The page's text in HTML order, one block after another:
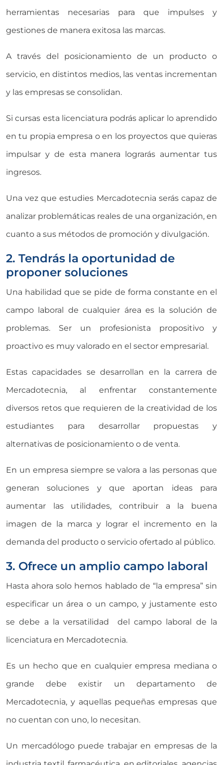
herramientas necesarias para que impulses y
gestiones de manera exitosa las marcas.
A través del posicionamiento de un producto o
servicio, en distintos medios, las ventas incrementan
y las empresas se consolidan.
Si cursas esta licenciatura podrás aplicar lo aprendido
en tu propia empresa o en los proyectos que quieras
impulsar y de esta manera lograrás aumentar tus
ingresos.
Una vez que estudies Mercadotecnia serás capaz de
analizar problemáticas reales de una organización, en
cuanto a sus métodos de promoción y divulgación.
2. Tendrás la oportunidad de
proponer soluciones
Una habilidad que se pide de forma constante en el
campo laboral de cualquier área es la solución de
problemas. Ser un profesionista propositivo y
proactivo es muy valorado en el sector empresarial.
Estas capacidades se desarrollan en la carrera de
Mercadotecnia, al enfrentar constantemente
diversos retos que requieren de la creatividad de los
estudiantes para desarrollar propuestas y
alternativas de posicionamiento o de venta.
En un empresa siempre se valora a las personas que
generan soluciones y que aportan ideas para
aumentar las utilidades, contribuir a la buena
imagen de la marca y lograr el incremento en la
demanda del producto o servicio ofertado al público.
3. Ofrece un amplio campo laboral
Hasta ahora solo hemos hablado de “la empresa” sin
especificar un área o un campo, y justamente esto
se debe a la versatilidad del campo laboral de la
licenciatura en Mercadotecnia.
Es un hecho que en cualquier empresa mediana o
grande debe existir un departamento de
Mercadotecnia, y aquellas pequeñas empresas que
no cuentan con uno, lo necesitan.
Un mercadólogo puede trabajar en empresas de la